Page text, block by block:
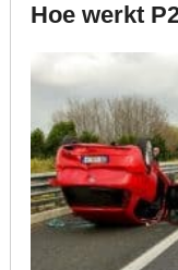
Hoe werkt